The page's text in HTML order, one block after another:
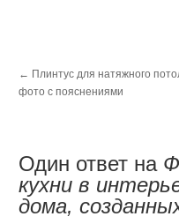
← Плинтус для натяжного
фото с пояснениями
Один ответ на
кухни в
дома,